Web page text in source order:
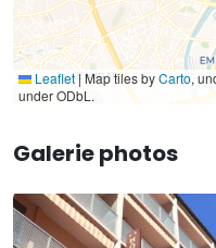
Leaflet|Map tiles byCarto,
under ODbL.
Galerie photos